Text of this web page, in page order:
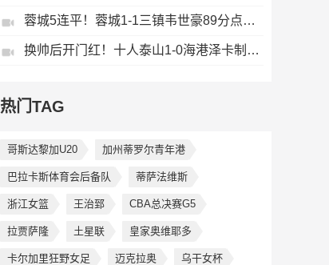
蓉城5连平！蓉城1-1三镇韦世豪89分点射救主费利佩造点李昂破门
换帅后开门红！十人泰山1-0海港泽卡制胜于金永扑点海港三球被吹
热门TAG
哥斯达黎加U20 加州蒂罗尔青年港
巴拉卡斯体育会后备队 蒂萨法维斯
浙江女篮 王治郅 CBA总决赛G5
拉贾萨隆 土星联 皇家奥维耶多
卡尔加里狂野女足 迈克拉奥 乌干女杯